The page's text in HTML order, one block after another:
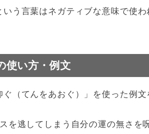
いう言葉はネガティブな意味で使
使い方・例文
ぐ（てんをあおぐ）」を使った例
を逃してしまう自分の運の無さを